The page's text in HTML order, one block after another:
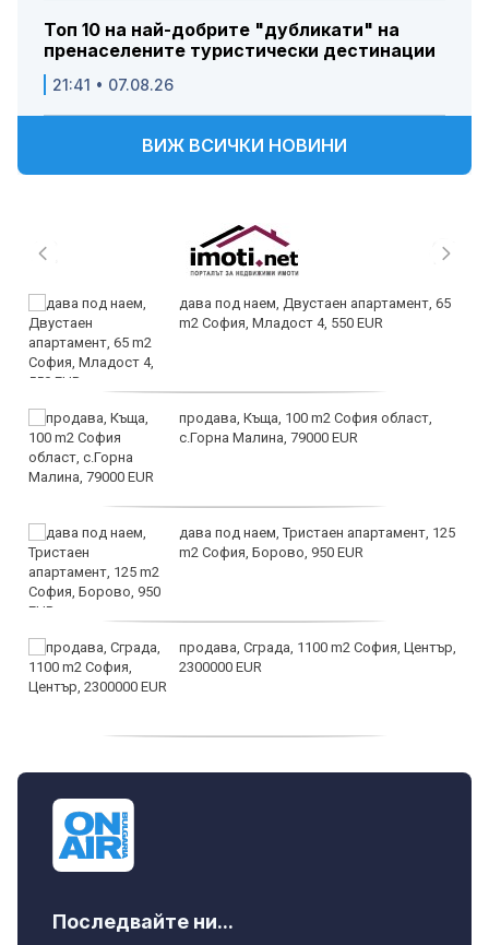
Топ 10 на най-добрите "дубликати" на
пренаселените туристически дестинации
21:41 • 07.08.26
ВИЖ ВСИЧКИ НОВИНИ
дава под наем, Двустаен апартамент, 65
m2 София, Младост 4, 550 EUR
продава, Къща, 100 m2 София област,
с.Горна Малина, 79000 EUR
дава под наем, Тристаен апартамент, 125
m2 София, Борово, 950 EUR
продава, Сграда, 1100 m2 София, Център,
2300000 EUR
Последвайте ни...